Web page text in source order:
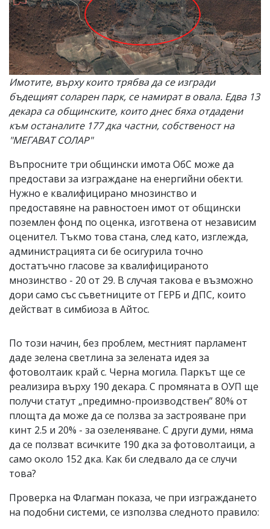
Имотите, върху които трябва да се изгради
бъдещият соларен парк, се намират в овала. Едва 13
декара са общинските, които днес бяха отдадени
към останалите 177 дка частни, собственост на
"МЕГАВАТ СОЛАР"
Въпросните три общински имота ОбС може да
предостави за изграждане на енергийни обекти.
Нужно е квалифицирано мнозинство и
предоставяне на равностоен имот от общински
поземлен фонд по оценка, изготвена от независим
оценител. Тъкмо това стана, след като, изглежда,
администрацията си бе осигурила точно
достатъчно гласове за квалифицираното
мнозинство - 20 от 29. В случая такова е възможно
дори само със съветниците от ГЕРБ и ДПС, които
действат в симбиоза в Айтос.
По този начин, без проблем, местният парламент
даде зелена светлина за зелената идея за
фотоволтаик край с. Черна могила. Паркът ще се
реализира върху 190 декара. С промяната в ОУП ще
получи статут „предимно-производствен” 80% от
площта да може да се ползва за застрояване при
кинт 2.5 и 20% - за озеленяване. С други думи, няма
да се ползват всичките 190 дка за фотоволтаици, а
само около 152 дка. Как би следвало да се случи
това?
Проверка на Флагман показа, че при изграждането
на подобни системи, се използва следното правило: